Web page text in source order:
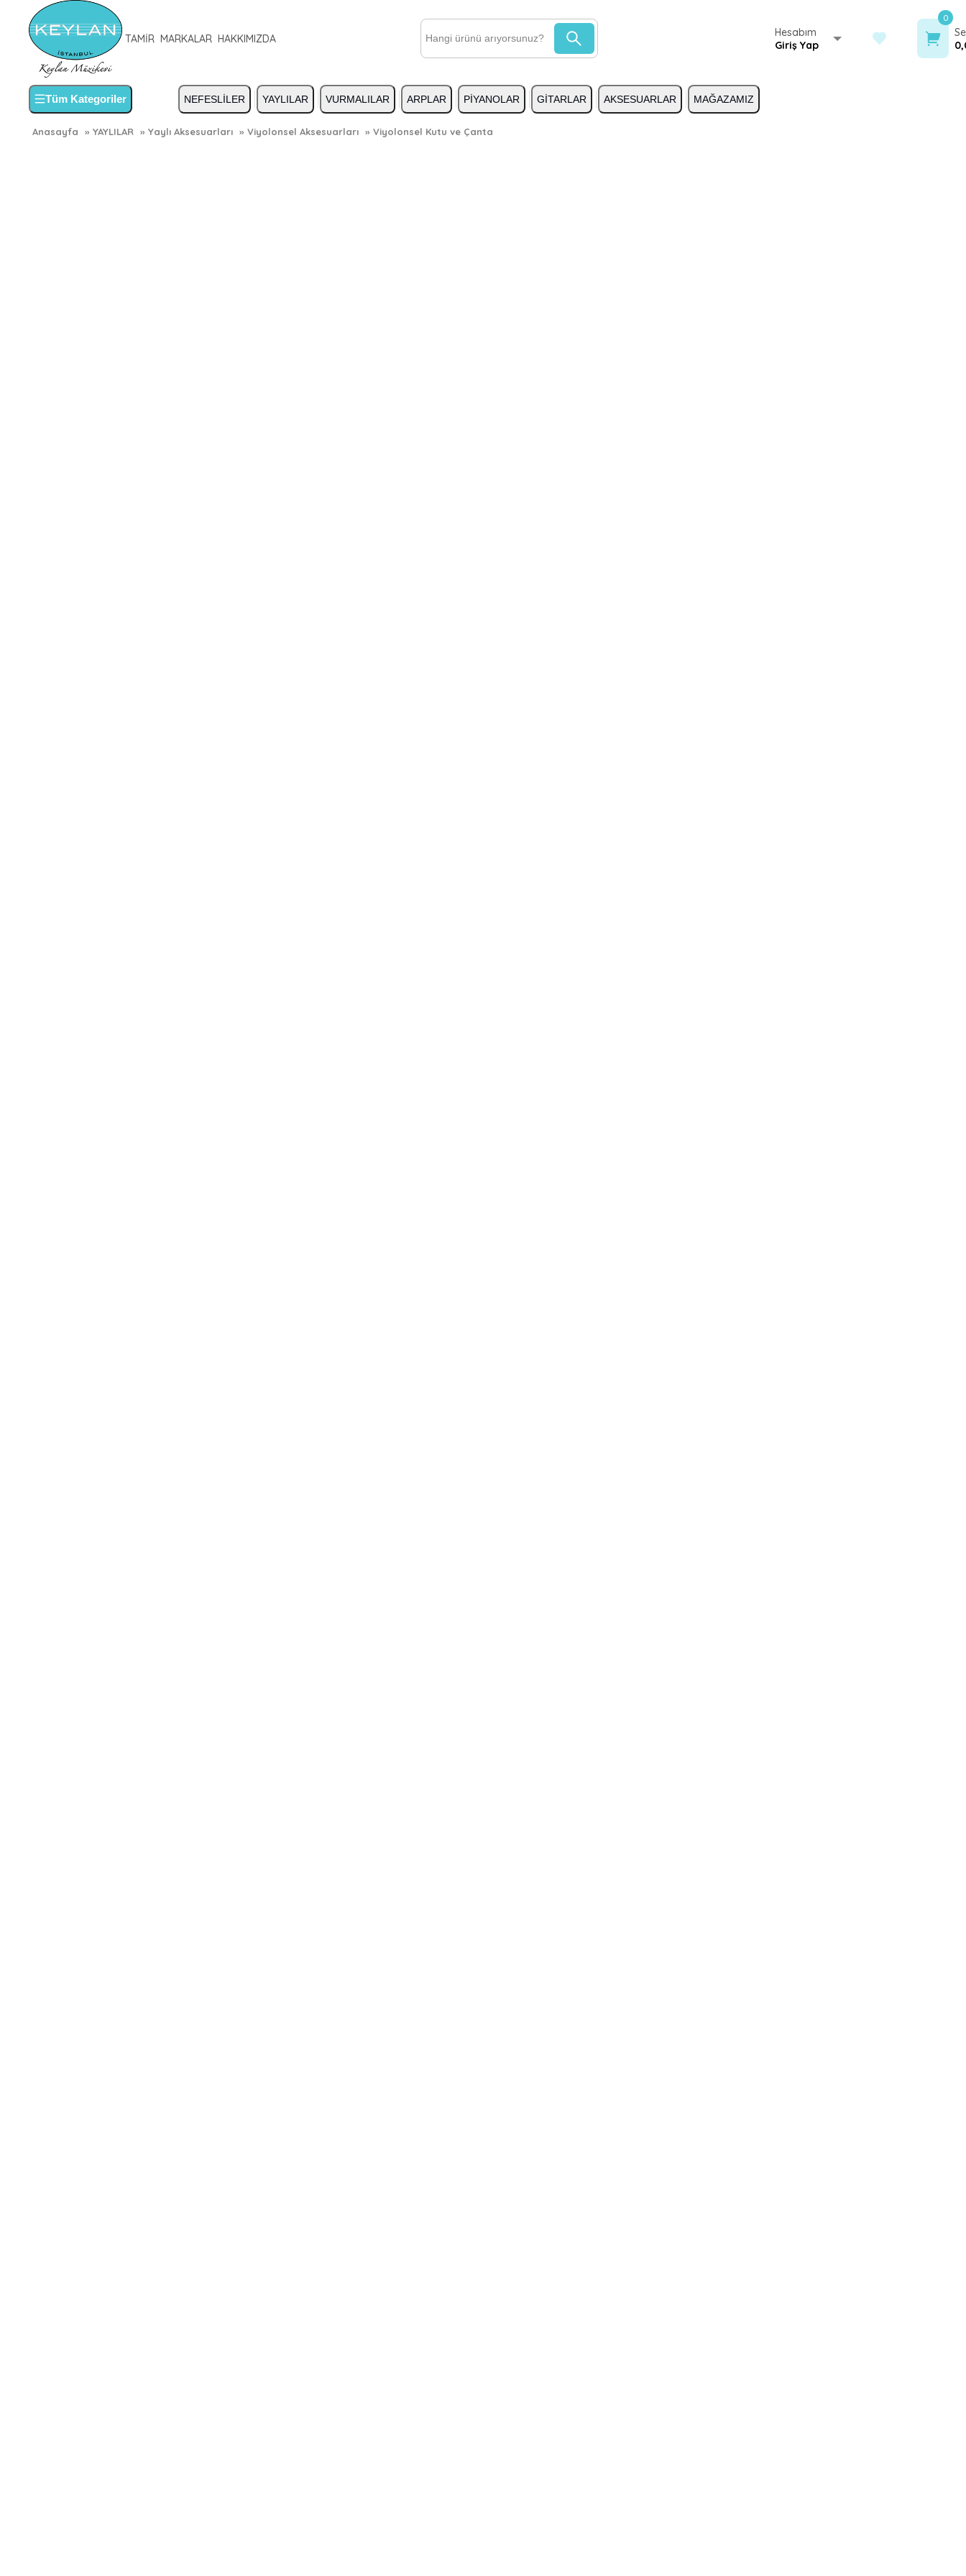
TAMİR MARKALAR HAKKIMIZDA
Hesabım
Giriş Yap
0
Tüm Kategoriler NEFESLİLER YAYLILAR VURMALILAR ARPLAR PİYANOLAR GİTARLAR AKSESUARLAR MAĞAZAMIZ
Anasayfa » YAYLILAR » Yaylı Aksesuarları » Viyolonsel Aksesuarları » Viyolonsel Kutu ve Çanta